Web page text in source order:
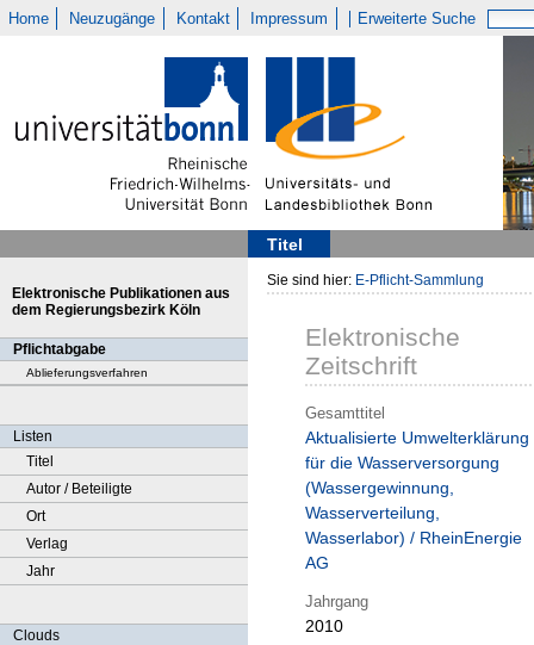
Home Neuzugänge Kontakt Impressum Erweiterte Suche
Titel
Elektronische Publikationen aus
dem Regierungsbezirk Köln
Pflichtabgabe
Ablieferungsverfahren
Listen
Titel
Autor / Beteiligte
Ort
Verlag
Jahr
Clouds
Sie sind hier: E-Pflicht-Sammlung
Elektronische
Zeitschrift
Gesamttitel
Aktualisierte Umwelterklärung
für die Wasserversorgung
(Wassergewinnung,
Wasserverteilung,
Wasserlabor) / RheinEnergie
AG
Jahrgang
2010